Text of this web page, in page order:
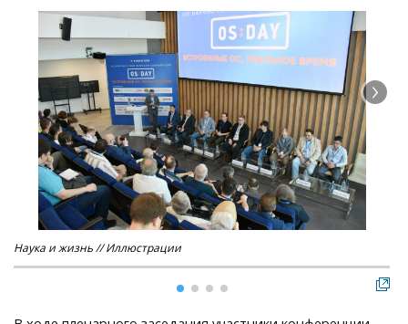
Наука и жизнь // Иллюстрации